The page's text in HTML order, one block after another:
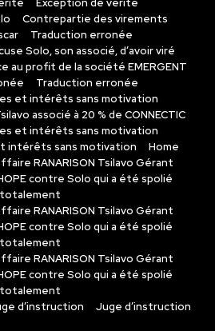
Contrepartie des virements
Traduction erronée
Solo, son associé, d’avoir viré
au profit de la société EMERGENT
Traduction erronée
et intérêts sans motivation
associé à 20 % de CONNECTIC
et intérêts sans motivation
intérêts sans motivation
Home
RANARISON Tsilavo Gérant
contre Solo qui a été spolié
totalement
RANARISON Tsilavo Gérant
contre Solo qui a été spolié
totalement
RANARISON Tsilavo Gérant
contre Solo qui a été spolié
totalement
d’instruction Juge d’instruction